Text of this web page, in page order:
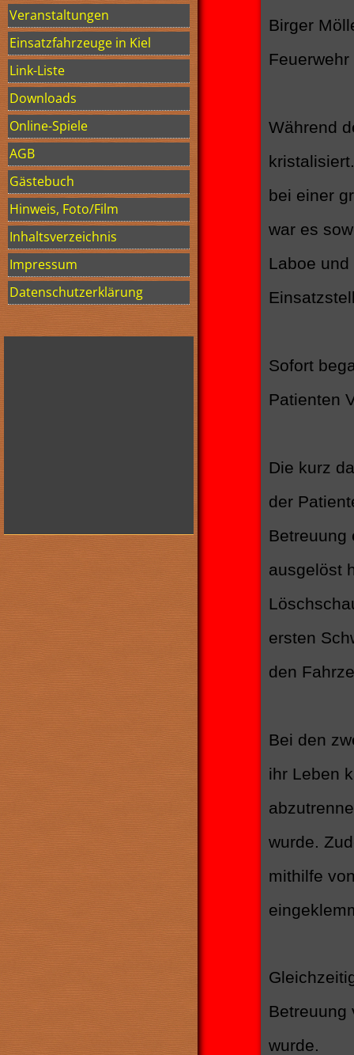
Veranstaltungen
Einsatzfahrzeuge in Kiel
Link-Liste
Downloads
Online-Spiele
AGB
Gästebuch
Hinweis, Foto/Film
Inhaltsverzeichnis
Impressum
Datenschutzerklärung
Birger
Während
bei einer
war es
Laboe
Sofort
Patienten
Die kurz
der
Betreuung
ausgelöst
ersten
den
Bei den
ihr Leben
wurde.
mithilfe
Betreuung
wurde.